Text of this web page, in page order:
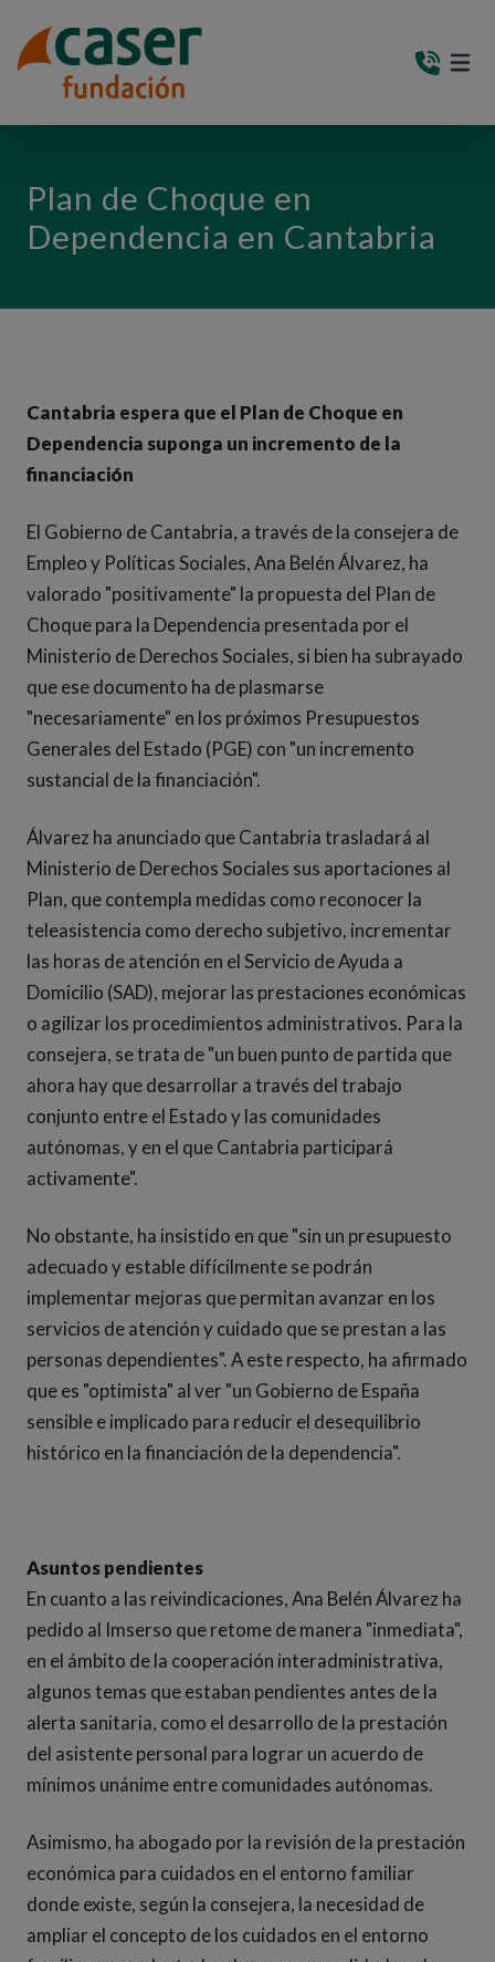
Plan de Choque en
Dependencia en Cantabria
Cantabria espera que el Plan de Choque en
Dependencia suponga un incremento de la
financiación
El Gobierno de Cantabria, a través de la consejera de
Empleo y Políticas Sociales, Ana Belén Álvarez, ha
valorado "positivamente" la propuesta del Plan de
Choque para la Dependencia presentada por el
Ministerio de Derechos Sociales, si bien ha subrayado
que ese documento ha de plasmarse
"necesariamente" en los próximos Presupuestos
Generales del Estado (PGE) con "un incremento
sustancial de la financiación".
Álvarez ha anunciado que Cantabria trasladará al
Ministerio de Derechos Sociales sus aportaciones al
Plan, que contempla medidas como reconocer la
teleasistencia como derecho subjetivo, incrementar
las horas de atención en el Servicio de Ayuda a
Domicilio (SAD), mejorar las prestaciones económicas
o agilizar los procedimientos administrativos. Para la
consejera, se trata de "un buen punto de partida que
ahora hay que desarrollar a través del trabajo
conjunto entre el Estado y las comunidades
autónomas, y en el que Cantabria participará
activamente".
No obstante, ha insistido en que "sin un presupuesto
adecuado y estable difícilmente se podrán
implementar mejoras que permitan avanzar en los
servicios de atención y cuidado que se prestan a las
personas dependientes". A este respecto, ha afirmado
que es "optimista" al ver "un Gobierno de España
sensible e implicado para reducir el desequilibrio
histórico en la financiación de la dependencia".
Asuntos pendientes
En cuanto a las reivindicaciones, Ana Belén Álvarez ha
pedido al Imserso que retome de manera "inmediata",
en el ámbito de la cooperación interadministrativa,
algunos temas que estaban pendientes antes de la
alerta sanitaria, como el desarrollo de la prestación
del asistente personal para lograr un acuerdo de
mínimos unánime entre comunidades autónomas.
Asimismo, ha abogado por la revisión de la prestación
económica para cuidados en el entorno familiar
donde existe, según la consejera, la necesidad de
ampliar el concepto de los cuidados en el entorno